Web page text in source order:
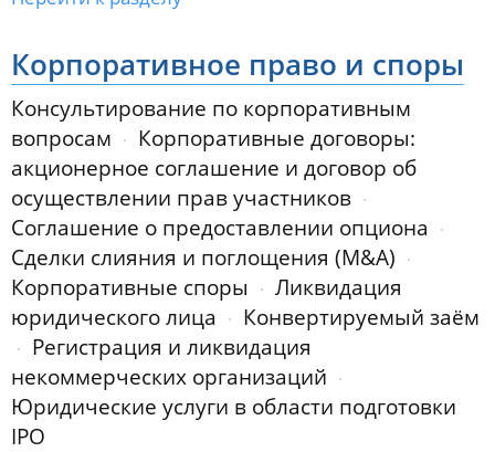
Корпоративное право и споры
Консультирование по корпоративным
вопросам
Корпоративные договоры:
акционерное соглашение и договор об
осуществлении прав участников
Соглашение о предоставлении опциона
Сделки слияния и поглощения (M&A)
Корпоративные споры
Ликвидация
юридического лица
Конвертируемый заём
Регистрация и ликвидация
некоммерческих организаций
Юридические услуги в области подготовки
IPO